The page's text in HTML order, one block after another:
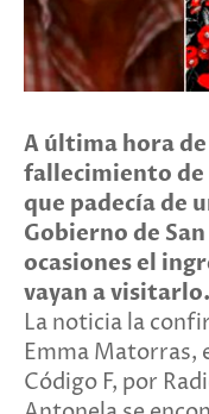
A última hora
fallecimiento
que padecía de
Gobierno de
ocasiones el
vayan a visitarlo.
La noticia la
Emma Matorras,
Código F, por